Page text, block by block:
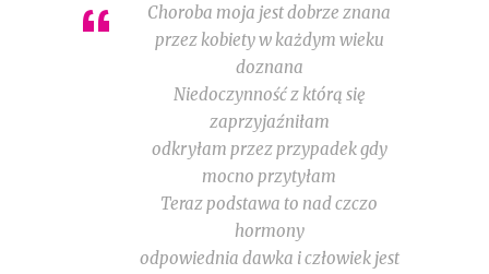
Choroba moja jest dobrze znana
przez kobiety w każdym wieku
doznana
Niedoczynność z którą się
zaprzyjaźniłam
odkryłam przez przypadek gdy
mocno przytyłam
Teraz podstawa to nad czczo
hormony
odpowiednia dawka i człowiek jest